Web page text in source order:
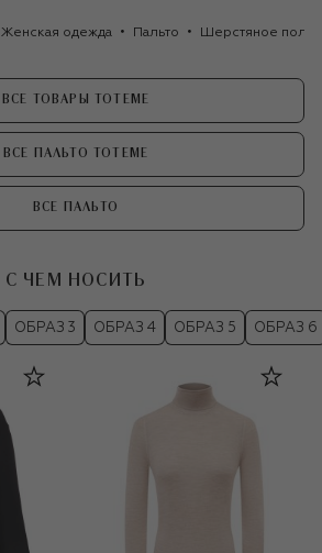
Женская одежда Пальто Шерстяное
ВСЕ ТОВАРЫ TOTEME
ВСЕ ПАЛЬТО TOTEME
ВСЕ ПАЛЬТО
С ЧЕМ НОСИТЬ
ОБРАЗ 3 ОБРАЗ 4 ОБРАЗ 5 ОБРАЗ 6